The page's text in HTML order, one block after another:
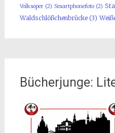
Volksoper(2) Smartphonefoto(2)
Waldschlößchenbrücke(3)
Bücherjunge: